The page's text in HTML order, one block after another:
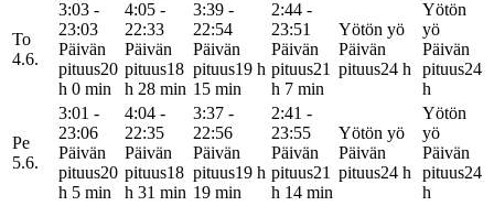
To
4.6.
3:03 -
23:03
Päivän
pituus20
h 0 min
4:05 -
22:33
Päivän
pituus18
h 28 min
3:39 -
22:54
Päivän
pituus19 h
15 min
2:44 -
23:51
Päivän
pituus21
h 7 min
Yötön yö
Päivän
pituus24 h
Yötön
yö
Päivän
pituus24
h
Pe
5.6.
3:01 -
23:06
Päivän
pituus20
h 5 min
4:04 -
22:35
Päivän
pituus18
h 31 min
3:37 -
22:56
Päivän
pituus19 h
19 min
2:41 -
23:55
Päivän
pituus21
h 14 min
Yötön yö
Päivän
pituus24 h
Yötön
yö
Päivän
pituus24
h